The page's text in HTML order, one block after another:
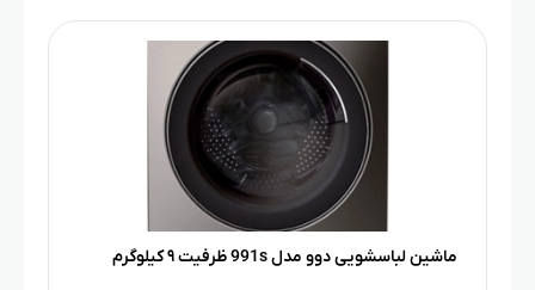
ماشین لباسشویی دوو مدل 991s ظرفیت ۹ کیلوگرم